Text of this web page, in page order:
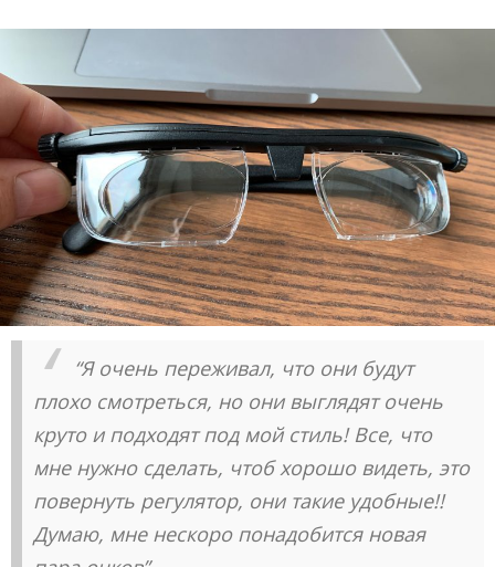
“Я очень переживал, что они будут
плохо смотреться, но они выглядят очень
круто и подходят под мой стиль! Все, что
мне нужно сделать, чтоб хорошо видеть, это
повернуть регулятор, они такие удобные!!
Думаю, мне нескоро понадобится новая